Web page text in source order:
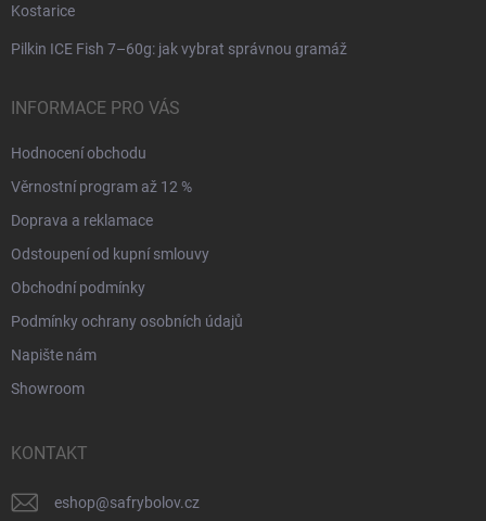
Kostarice
Pilkin ICE Fish 7–60g: jak vybrat správnou gramáž
INFORMACE PRO VÁS
Hodnocení obchodu
Věrnostní program až 12 %
Doprava a reklamace
Odstoupení od kupní smlouvy
Obchodní podmínky
Podmínky ochrany osobních údajů
Napište nám
Showroom
KONTAKT
eshop@safrybolov.cz